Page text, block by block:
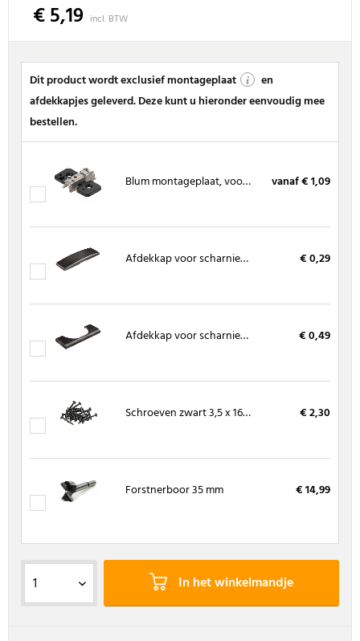
€ 5,19 incl. BTW
Dit product wordt exclusief montageplaat
en
afdekkapjes geleverd. Deze kunt u hieronder eenvoudig mee
bestellen.
Blum montageplaat, voor spaanplaatschroeven, ONYX ZWART vanaf € 1,09
Afdekkap voor scharnierarm ZWART € 0,29
Afdekkap voor scharnierpot ZWART € 0,49
Schroeven zwart 3,5 x 16 mm, kruiskop 20 stuks € 2,30
Forstnerboor 35 mm € 14,99
In het winkelmandje